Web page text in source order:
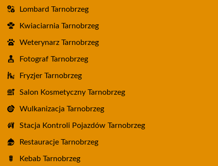
Lombard Tarnobrzeg
Kwiaciarnia Tarnobrzeg
Weterynarz Tarnobrzeg
Fotograf Tarnobrzeg
Fryzjer Tarnobrzeg
Salon Kosmetyczny Tarnobrzeg
Wulkanizacja Tarnobrzeg
Stacja Kontroli Pojazdów Tarnobrzeg
Restauracje Tarnobrzeg
Kebab Tarnobrzeg